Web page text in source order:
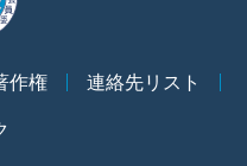
作権
連絡先リスト